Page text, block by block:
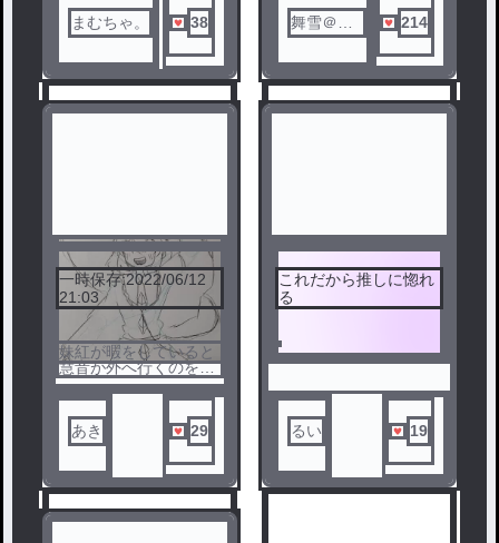
まむちゃ。 38
3
舞雪＠猫
214
4
一時保存:2022/06/12
21:03
妹紅が暇をしていると
慧音が外へ行くのをお
すすめする。するとあ
る人物が現れて…
あき
29
これだから推しに惚れ
る
るい 19